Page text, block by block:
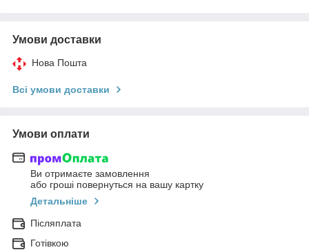
Умови доставки
Нова Пошта
Всі умови доставки
Умови оплати
Ви отримаєте замовлення
або гроші повернуться на вашу картку
Детальніше
Післяплата
Готівкою